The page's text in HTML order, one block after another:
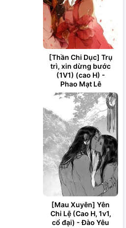
[Thần Chi Dục] Trụ
trì, xin dừng bước
(1V1) (cao H) -
Phao Mạt Lê
[Mau Xuyên] Yên
Chi Lệ (Cao H, 1v1,
cổ đại) - Đào Yêu